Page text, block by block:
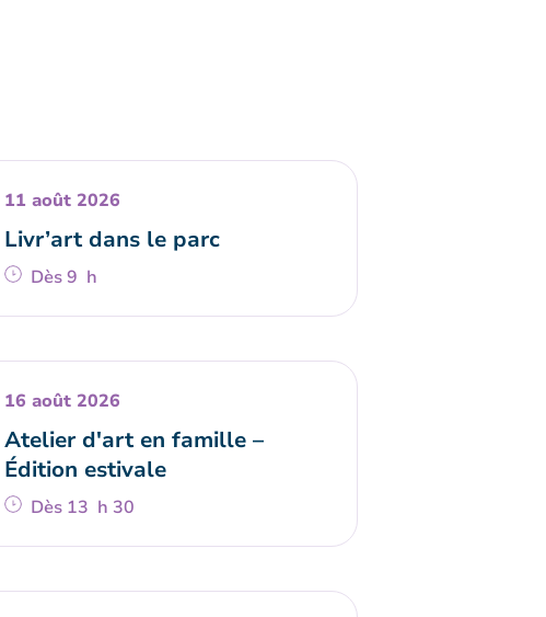
11 août 2026
Livr’art dans le parc
Dès 9 h
16 août 2026
Atelier d'art en famille –
Édition estivale
Dès 13 h 30